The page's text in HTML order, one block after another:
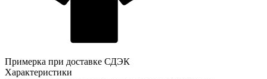
Примерка при доставке СДЭК
Характеристики